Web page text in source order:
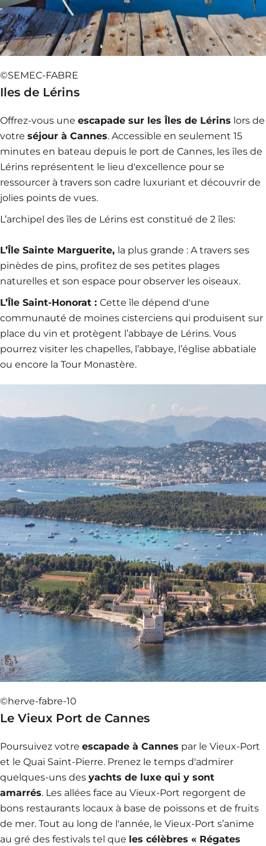
©SEMEC-FABRE
Iles de Lérins
Offrez-vous une escapade sur les Îles de Lérins lors de
votre séjour à Cannes. Accessible en seulement 15
minutes en bateau depuis le port de Cannes, les îles de
Lérins représentent le lieu d'excellence pour se
ressourcer à travers son cadre luxuriant et découvrir de
jolies points de vues.
L’archipel des îles de Lérins est constitué de 2 îles:
L’Île Sainte Marguerite, la plus grande : A travers ses
pinèdes de pins, profitez de ses petites plages
naturelles et son espace pour observer les oiseaux.
L’Île Saint-Honorat : Cette île dépend d'une
communauté de moines cisterciens qui produisent sur
place du vin et protègent l’abbaye de Lérins. Vous
pourrez visiter les chapelles, l’abbaye, l’église abbatiale
ou encore la Tour Monastère.
©herve-fabre-10
Le Vieux Port de Cannes
Poursuivez votre escapade à Cannes par le Vieux-Port
et le Quai Saint-Pierre. Prenez le temps d'admirer
quelques-uns des yachts de luxe qui y sont
amarrés. Les allées face au Vieux-Port regorgent de
bons restaurants locaux à base de poissons et de fruits
de mer. Tout au long de l'année, le Vieux-Port s’anime
au gré des festivals tel que les célèbres « Régates